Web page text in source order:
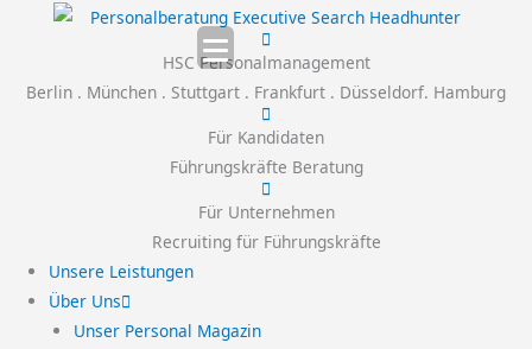
HSC Personalmanagement
Berlin . München . Stuttgart . Frankfurt . Düsseldorf. Hamburg
Für Kandidaten
Führungskräfte Beratung
Für Unternehmen
Recruiting für Führungskräfte
Unsere Leistungen
Über Uns
Unser Personal Magazin